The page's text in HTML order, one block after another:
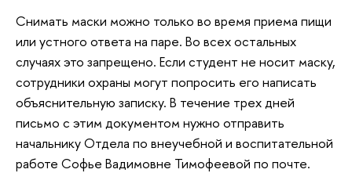
Снимать маски можно только во время приема пищи
или устного ответа на паре. Во всех остальных
случаях это запрещено. Если студент не носит маску,
сотрудники охраны могут попросить его написать
объяснительную записку. В течение трех дней
письмо с этим документом нужно отправить
начальнику Отдела по внеучебной и воспитательной
работе Софье Вадимовне Тимофеевой по почте.